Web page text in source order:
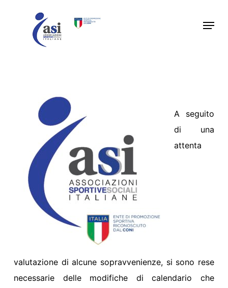
Menu
A seguito
di una
attenta
valutazione di alcune sopravvenienze, si sono rese
necessarie delle modifiche di calendario che